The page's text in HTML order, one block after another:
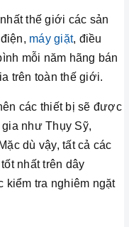
thế giới các sản
máy giặt, điều
mỗi năm hãng bán
trên toàn thế giới.
các thiết bị sẽ được
gia như Thụy Sỹ,
dù vậy, tất cả các
nhất trên dây
kiểm tra nghiêm ngặt